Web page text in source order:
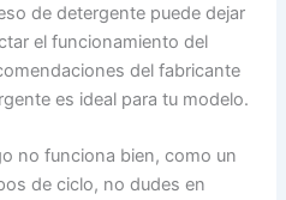
de detergente puede dejar
el funcionamiento del
del fabricante
es ideal para tu modelo.
no funciona bien, como un
de ciclo, no dudes en